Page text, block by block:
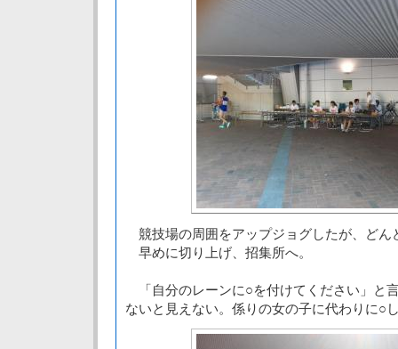
競技場の周囲をアップジョグしたが、どん
早めに切り上げ、招集所へ。
「自分のレーンに○を付けてください」と
ないと見えない。係りの女の子に代わりに○